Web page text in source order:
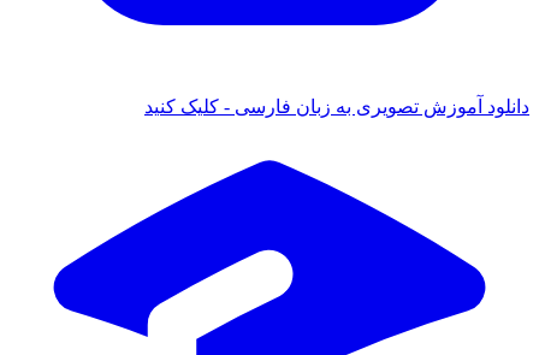
دانلود آموزش تصویری به زبان فارسی - کلیک کنید